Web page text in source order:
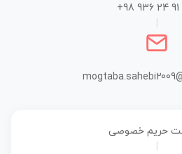
+98 936 24 91
حریم خصوصی